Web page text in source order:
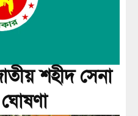
শহীদ সেনা